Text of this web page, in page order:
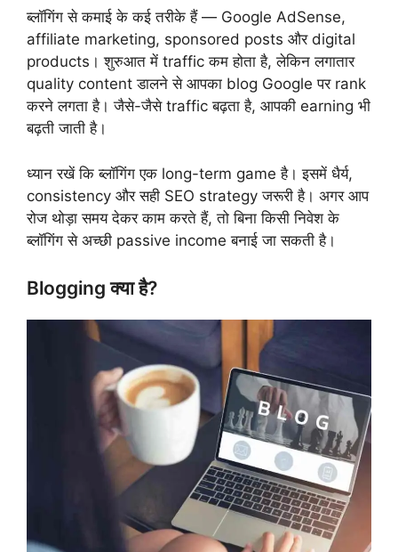
ब्लॉगिंग से कमाई के कई तरीके हैं — Google AdSense,
affiliate marketing, sponsored posts और digital
products। शुरुआत में traffic कम होता है, लेकिन लगातार
quality content डालने से आपका blog Google पर rank
करने लगता है। जैसे-जैसे traffic बढ़ता है, आपकी earning भी
बढ़ती जाती है।
ध्यान रखें कि ब्लॉगिंग एक long-term game है। इसमें धैर्य,
consistency और सही SEO strategy जरूरी है। अगर आप
रोज थोड़ा समय देकर काम करते हैं, तो बिना किसी निवेश के
ब्लॉगिंग से अच्छी passive income बनाई जा सकती है।
Blogging क्या है?